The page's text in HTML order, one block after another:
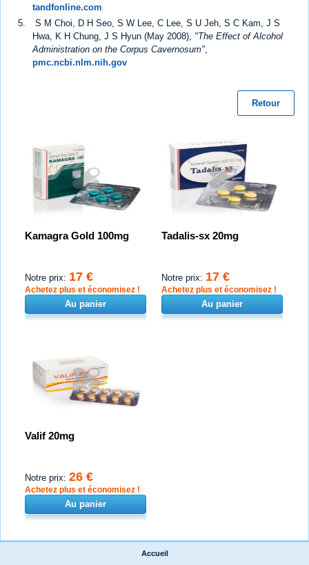
tandfonline.com
S M Choi, D H Seo, S W Lee, C Lee, S U Jeh, S C Kam, J S
Hwa, K H Chung, J S Hyun (May 2008), "The Effect of Alcohol
Administration on the Corpus Cavernosum"
pmc.ncbi.nlm.nih.gov
Retour
Kamagra Gold 100mg
Notre prix: 17 €
Achetez plus et économisez !
Au panier
Tadalis-sx 20mg
Notre prix: 17 €
Achetez plus et économisez !
Au panier
Valif 20mg
Notre prix: 26 €
Achetez plus et économisez !
Au panier
Accueil